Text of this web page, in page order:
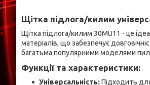
Щітка підлога/килим
Щітка підлога/килим 30MU11 - це
матеріалів, що забезпечує
багатьма популярними моделями
Функції та характеристики:
Універсальність: Підходить